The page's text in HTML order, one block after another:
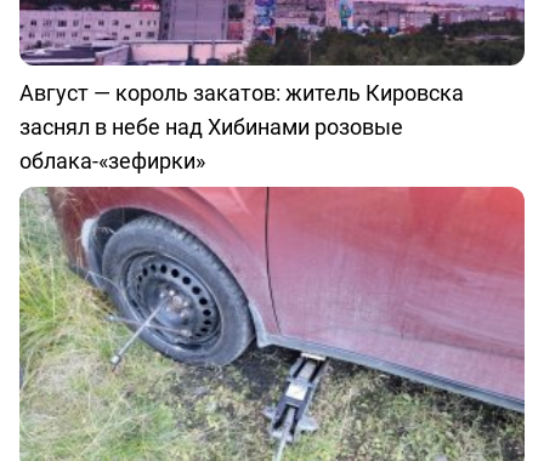
Август — король закатов: житель Кировска
заснял в небе над Хибинами розовые
облака-«зефирки»